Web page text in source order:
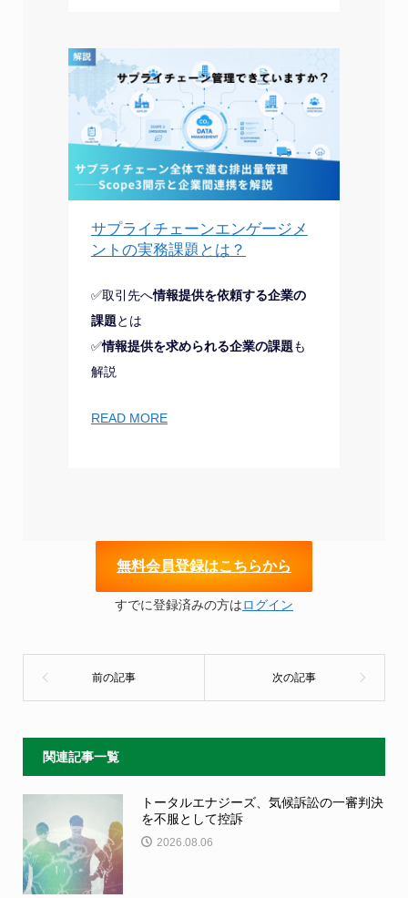
サプライチェーンエンゲージメ
ントの実務課題とは？
✅取引先へ情報提供を依頼する企業の
課題とは
✅情報提供を求められる企業の課題も
解説
READ MORE
無料会員登録はこちらから
すでに登録済みの方はログイン
関連記事一覧
トータルエナジーズ、気候訴訟の一審判決
を不服として控訴
2026.08.06